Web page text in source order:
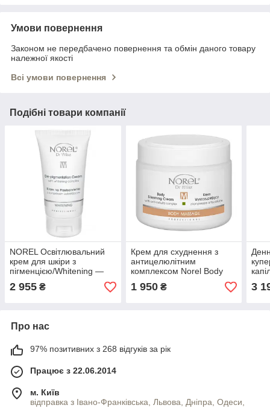
Умови повернення
Законом не передбачено повернення та обмін даного товару
належної якості
Всі умови повернення
Подібні товари компанії
NOREL Освітлювальний
крем для шкіри з
пігменцією/Whitening —
De-pigmentation cream
with whitening complex
2 955 ₴
Крем для схуднення з
антицелюлітним
комплексом Norel Body
slimming cream with anti-
cellulite complex
1 950₴ 3
Про нас
97% позитивних з 268 відгуків за рік
Працює з 22.06.2014
м. Київ
відправка з Івано-Франківська, Львова, Дніпра, Одеси,